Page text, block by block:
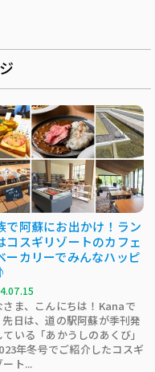
で阿蘇にお出かけ！ラン
コスギリゾートのカフェ
ーカリーでみんなハッピ
さま、こんにちは！Kanaで
先日は、道の駅阿蘇が季刊発
ている「あかうしのあくび」
年冬号でご紹介したコスギ
ート...